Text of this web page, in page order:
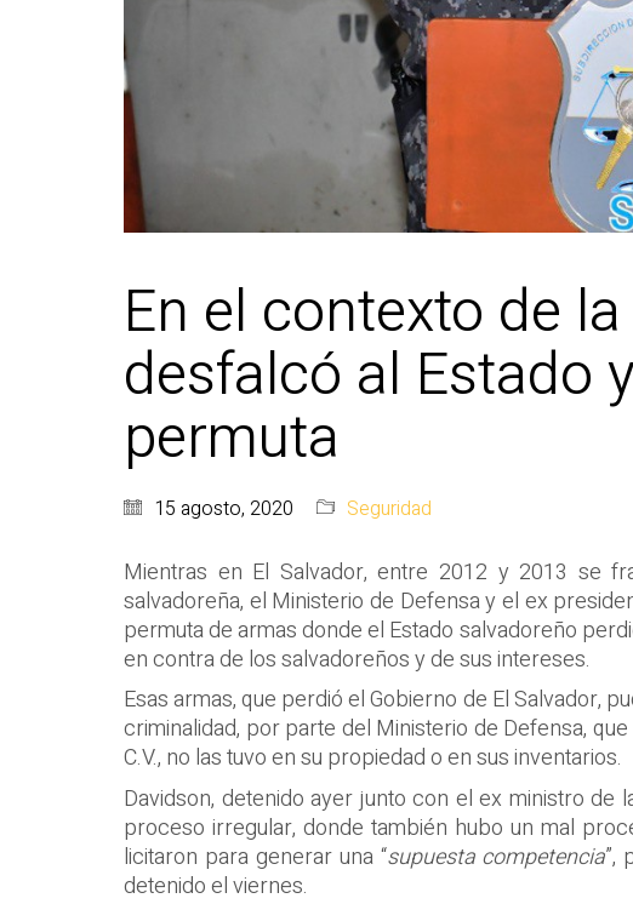
En el contexto de
desfalcó al Estado
permuta
15 agosto, 2020 Seguridad
Mientras en El Salvador, entre 2012 y 2013 se
salvadoreña, el Ministerio de Defensa y el ex
permuta de armas donde el Estado salvadoreño
en contra de los salvadoreños y de sus intereses.
Esas armas, que perdió el Gobierno de El Salvador,
criminalidad, por parte del Ministerio de Defensa,
C.V., no las tuvo en su propiedad o en sus inventarios.
Davidson, detenido ayer junto con el ex ministro de
proceso irregular, donde también hubo un mal
licitaron para generar una “supuesta competencia”,
detenido el viernes.